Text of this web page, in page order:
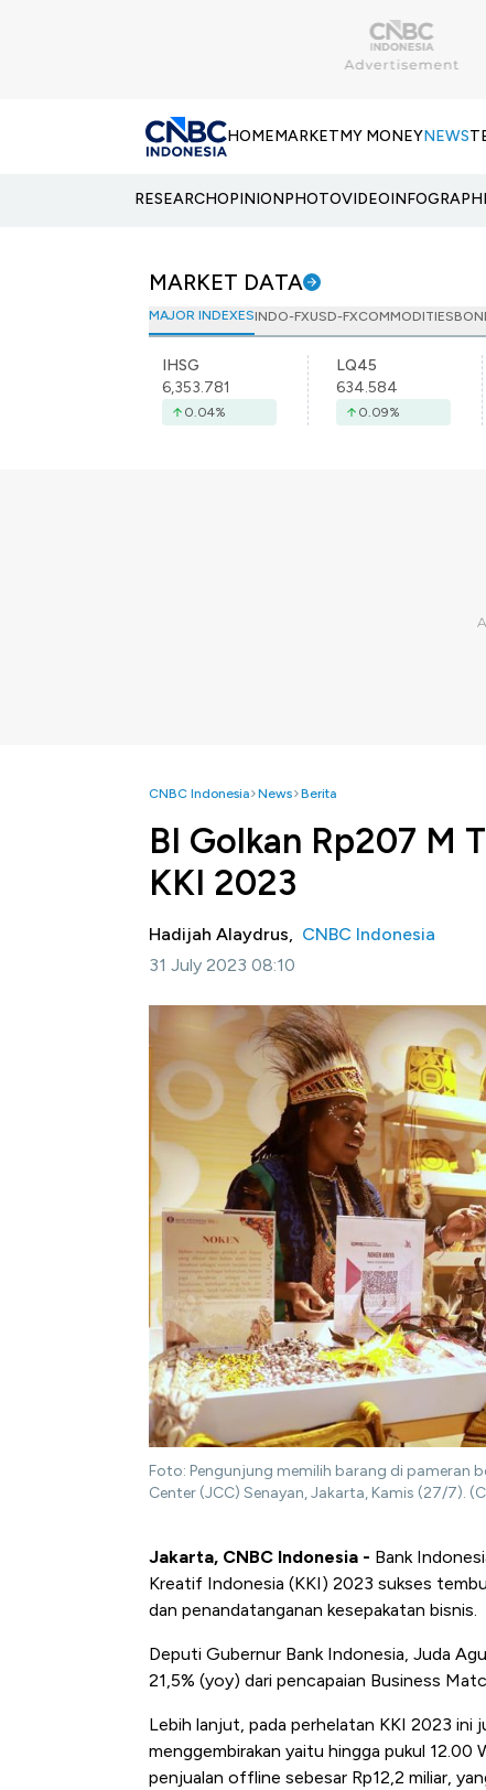
HOMEMARKETMY MONEYNEWS
RESEARCHOPINIONPHOTOVIDEO
MARKET DATA
MAJOR INDEXESINDO-FXUSD-FXCOMMODITIES
IHSG
6,353.781
0.04%
LQ45
634.584
0.09%
CNBC Indonesia News Berita
BI Golkan Rp207 M
KKI 2023
Hadijah Alaydrus, CNBC Indonesia
31 July 2023 08:10
Foto: Pengunjung memilih barang di pameran
Center (JCC) Senayan, Jakarta, Kamis (27/7).
Jakarta, CNBC Indonesia - Bank
Kreatif Indonesia (KKI) 2023 sukses
dan penandatanganan kesepakatan bisnis.
Deputi Gubernur Bank Indonesia, Juda
21,5% (yoy) dari pencapaian Business
Lebih lanjut, pada perhelatan KKI 2023 ini
menggembirakan yaitu hingga pukul 12.00
penjualan offline sebesar Rp12,2 miliar,